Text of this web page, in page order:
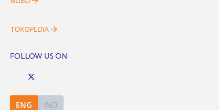
TOKOPEDIA
FOLLOW US ON
ENG IND